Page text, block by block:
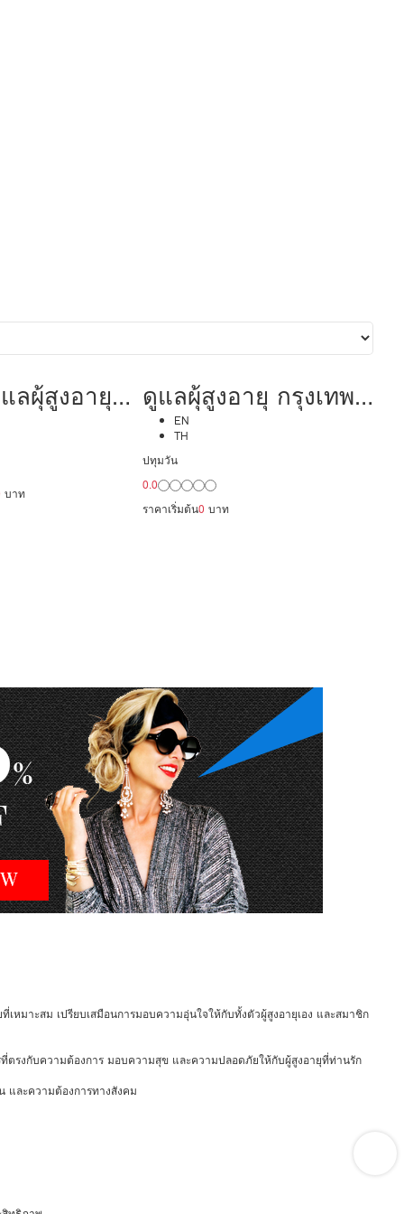
ลผุ้สูงอายุ
แลผู้ป่วย
อน มืออาชีพ
บาท
ดูแลผุ้สูงอายุ กรุงเทพ
ดูแลผู้ป่วย 24,000/
เดือน มืออาชีพ ได้
ภาษา รับต่างชาติ
EN
TH
ปทุมวัน
0.0
ราคาเริ่มต้น0 บาท
หมาะสม เปรียบเสมือนการมอบความอุ่นใจให้กับทั้งตัวผู้สูงอายุเอง และสมาชิก
ตรงกับความต้องการ มอบความสุข และความปลอดภัยให้กับผู้สูงอายุที่ท่านรัก
และความต้องการทางสังคม